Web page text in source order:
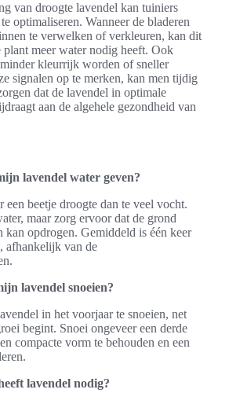
van droogte lavendel kan tuiniers
optimaliseren. Wanneer de bladeren
te verwelken of verkleuren, kan dit
plant meer water nodig heeft. Ook
kleurrijk worden of sneller
signalen op te merken, kan men tijdig
dat de lavendel in optimale
aan de algehele gezondheid van
lavendel water geven?
een beetje droogte dan te veel vocht.
maar zorg ervoor dat de grond
kan opdrogen. Gemiddeld is één keer
afhankelijk van de
lavendel snoeien?
in het voorjaar te snoeien, net
begint. Snoei ongeveer een derde
compacte vorm te behouden en een
lavendel nodig?